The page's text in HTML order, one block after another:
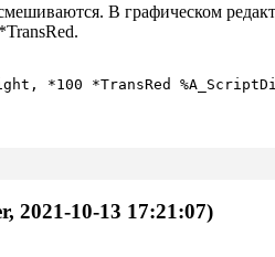
В графическом
2021-10-13 17:21:07)